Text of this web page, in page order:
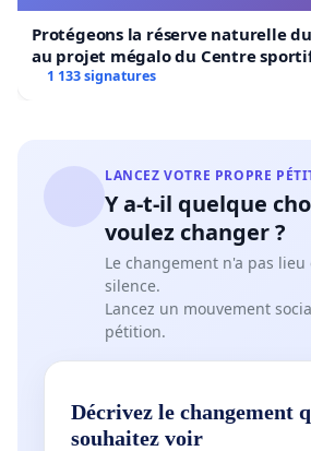
Protégeons la réserve naturelle
au projet mégalo du Centre sportif
1 133 signatures
LANCEZ VOTRE PROPRE
Y a-t-il quelque
voulez changer ?
Le changement n'a pas
silence.
Lancez un mouvement
pétition.
Décrivez le changement
souhaitez voir